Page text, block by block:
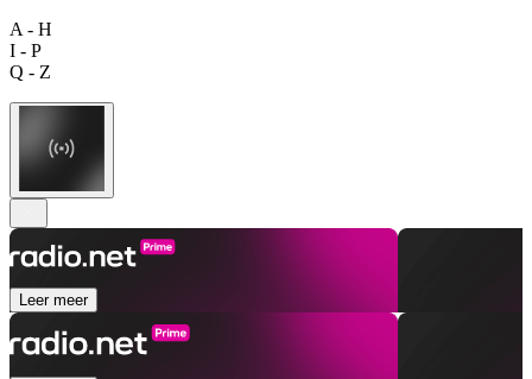
A - H
I - P
Q - Z
Leer meer